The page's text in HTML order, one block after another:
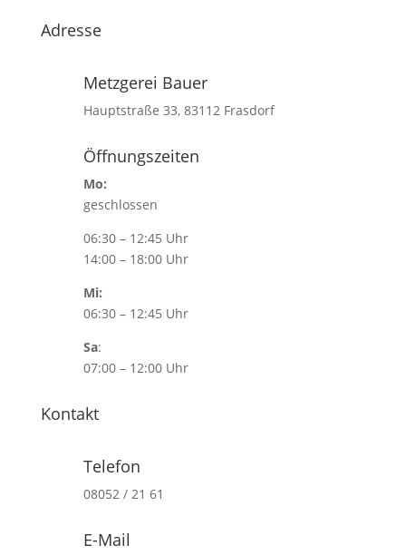
Adresse
Metzgerei Bauer
Hauptstraße 33, 83112 Frasdorf
Öffnungszeiten
Mo:
geschlossen
06:30 – 12:45 Uhr
14:00 – 18:00 Uhr
Mi:
06:30 – 12:45 Uhr
Sa:
07:00 – 12:00 Uhr
Kontakt
Telefon
08052 / 21 61
E-Mail